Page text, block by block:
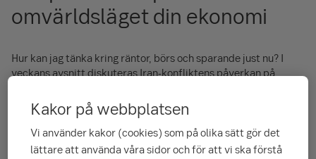
omvärldsläget din ekonomi
Hur kan jag tänka kring räntor, börs och sparande just nu? I
veckans avsnitt diskuteras Iran-konfliktens påverkan på
Américo Fernández och Elsa Boyer de la Giroday,
Privatekonomisk analytiker, svarar också på de tre vanligaste
lyssnarfrågorna just nu.
Kakor på webbplatsen
Vi använder kakor (cookies) som på olika sätt gör det
lättare att använda våra sidor och för att vi ska förstå